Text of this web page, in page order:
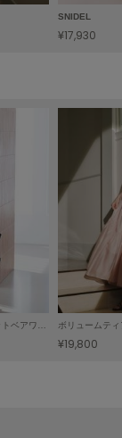
SNIDEL
¥17,930
ティアードドッキングカットベアワンピース ボリュームテ
¥19,800